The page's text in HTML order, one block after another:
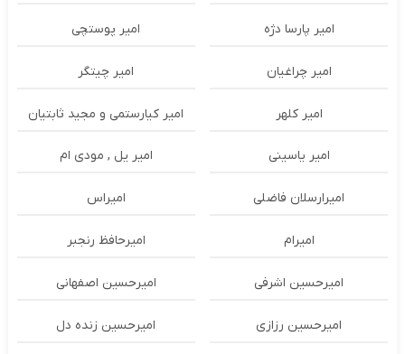
امیر پارسا دژه امیر پوستچی
امیر چراغیان امیر چیتگر
امیر کلهر امیر کیارستمی و مجید ثابتیان
امیر یاسینی امیر یل , مودی ام
امیرارسلان فاضلی امیراس
امیرام امیرحافظ رنجبر
امیرحسین اشرفی امیرحسین اصفهانی
امیرحسین رزازی امیرحسین زنده دل